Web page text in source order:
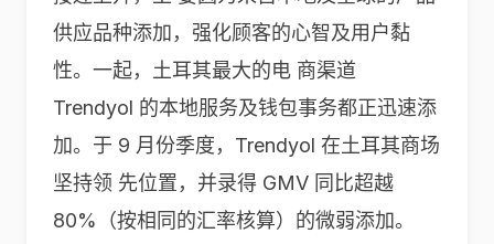
供应品种添加，强化顾客的心智及用户黏
性。一起，土耳其最大的电 商渠道
Trendyol 的本地服务及钱包事务都正迅速添
加。于 9 月份季度，Trendyol 在土耳其商场
坚持领 先位置，并录得 GMV 同比超越
80%（按相同的汇率核算）的微弱添加。